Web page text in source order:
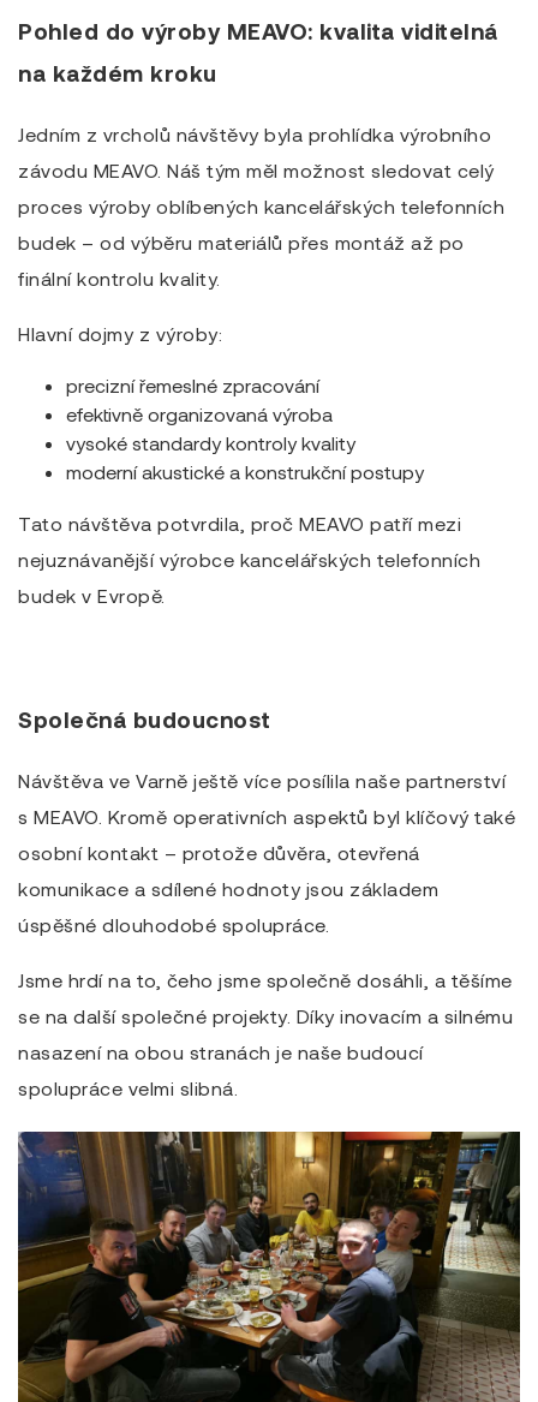
Pohled do výroby MEAVO: kvalita viditelná
na každém kroku
Jedním z vrcholů návštěvy byla prohlídka výrobního
závodu MEAVO. Náš tým měl možnost sledovat celý
proces výroby oblíbených kancelářských telefonních
budek – od výběru materiálů přes montáž až po
finální kontrolu kvality.
Hlavní dojmy z výroby:
precizní řemeslné zpracování
efektivně organizovaná výroba
vysoké standardy kontroly kvality
moderní akustické a konstrukční postupy
Tato návštěva potvrdila, proč MEAVO patří mezi
nejuznávanější výrobce kancelářských telefonních
budek v Evropě.
Společná budoucnost
Návštěva ve Varně ještě více posílila naše partnerství
s MEAVO. Kromě operativních aspektů byl klíčový také
osobní kontakt – protože důvěra, otevřená
komunikace a sdílené hodnoty jsou základem
úspěšné dlouhodobé spolupráce.
Jsme hrdí na to, čeho jsme společně dosáhli, a těšíme
se na další společné projekty. Díky inovacím a silnému
nasazení na obou stranách je naše budoucí
spolupráce velmi slibná.